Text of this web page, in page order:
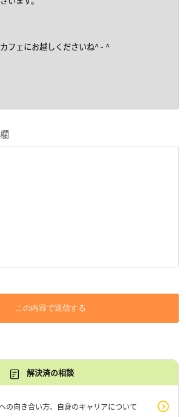
この内容で送信する
解決済の相談
の向き合い方、自身のキャリアについて